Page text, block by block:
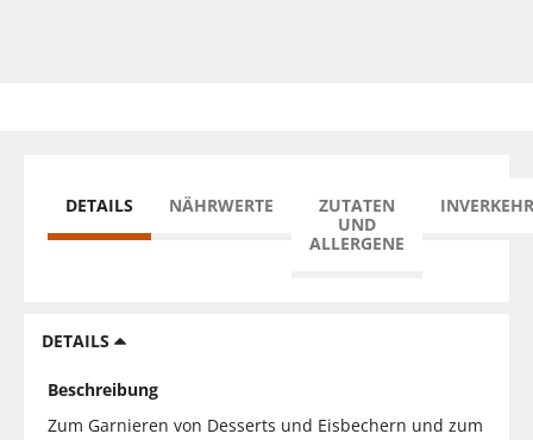
DETAILS NÄHRWERTE
ZUTATEN
UND
ALLERGENE
DETAILS
Beschreibung
Zum Garnieren von Desserts und Eisbechern und zum